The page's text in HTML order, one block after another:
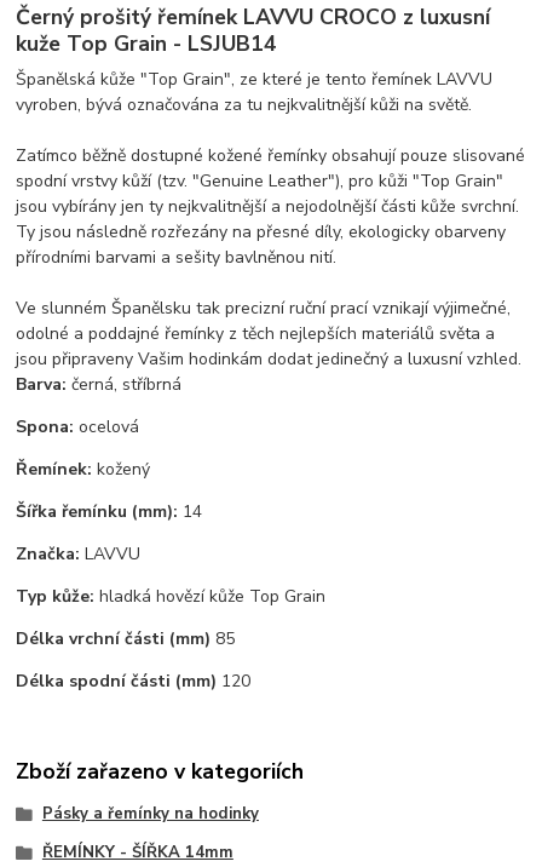
Černý prošitý řemínek LAVVU CROCO z luxusní
kuže Top Grain - LSJUB14
Španělská kůže "Top Grain", ze které je tento řemínek LAVVU
vyroben, bývá označována za tu nejkvalitnější kůži na světě.
Zatímco běžně dostupné kožené řemínky obsahují pouze slisované
spodní vrstvy kůží (tzv. "Genuine Leather"), pro kůži "Top Grain"
jsou vybírány jen ty nejkvalitnější a nejodolnější části kůže svrchní.
Ty jsou následně rozřezány na přesné díly, ekologicky obarveny
přírodními barvami a sešity bavlněnou nití.
Ve slunném Španělsku tak precizní ruční prací vznikají výjimečné,
odolné a poddajné řemínky z těch nejlepších materiálů světa a
jsou připraveny Vašim hodinkám dodat jedinečný a luxusní vzhled.
Barva: černá, stříbrná
Spona: ocelová
Řemínek: kožený
Šířka řemínku (mm): 14
Značka: LAVVU
Typ kůže: hladká hovězí kůže Top Grain
Délka vrchní části (mm) 85
Délka spodní části (mm) 120
Zboží zařazeno v kategoriích
Pásky a řemínky na hodinky
ŘEMÍNKY - ŠÍŘKA 14mm